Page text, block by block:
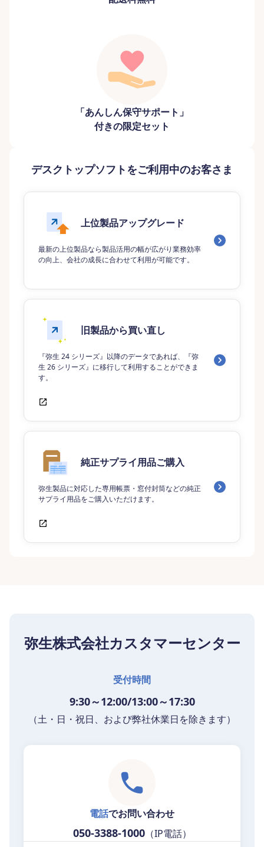
「あんしん保守サポート」
付きの限定セット
デスクトップソフトをご利用中のお客さま
上位製品アップグレード
最新の上位製品なら製品活用の幅が広がり業務効率
の向上、会社の成長に合わせて利用が可能です。
旧製品から買い直し
『弥生 24 シリーズ』以降のデータであれば、『弥
生 26 シリーズ』に移行して利用することができま
す。
純正サプライ用品ご購入
弥生製品に対応した専用帳票・窓付封筒などの純正
サプライ用品をご購入いただけます。
弥生株式会社カスタマーセンター
受付時間
9:30～12:00/13:00～17:30
（土・日・祝日、および弊社休業日を除きます）
電話でお問い合わせ
050-3388-1000（IP電話）